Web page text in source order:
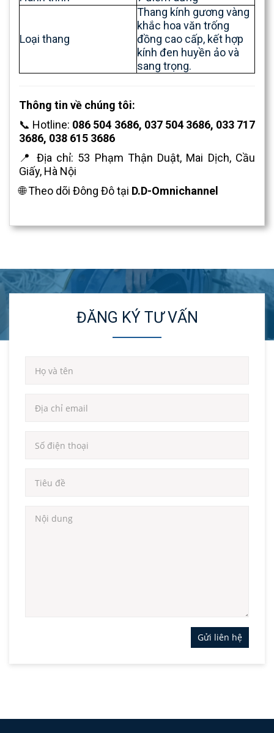
Loại thang
Thang kính gương vàng
khắc hoa văn trống
đồng cao cấp, kết hợp
kính đen huyền ảo và
sang trọng.
Thông tin về chúng tôi:
📞 Hotline: 086 504 3686, 037 504 3686, 033 717
3686, 038 615 3686
📍 Địa chỉ: 53 Phạm Thận Duật, Mai Dịch, Cầu
Giấy, Hà Nội
🌐 Theo dõi Đông Đô tại D.D-Omnichannel
ĐĂNG KÝ TƯ VẤN
Gửi liên hệ